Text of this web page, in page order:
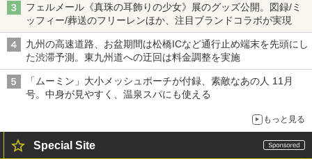
フェルメール《真珠の耳飾りの少女》展のグッズ公開。図録/ミ
ッフィー/葬送のフリーレンほか、注目ブランドコラボが実現
九州の高速道路、お盆期間は松橋ICなど通行止め端末を先頭にし
た渋滞予測。東九州道への迂回は料金調整を実施
「ムーミン」大小メッシュポーチが付録、素敵なあの人 11月
号。中身が見やすく、温泉スパにも使える
もっと見る
Special Site